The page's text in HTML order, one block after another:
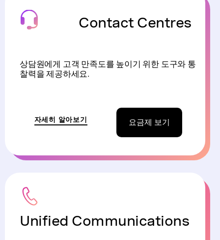
Contact Centres
상담원에게 고객 만족도를 높이기 위한 도구와 통
찰력을 제공하세요.
자세히 알아보기 요금제 보기
Unified Communications